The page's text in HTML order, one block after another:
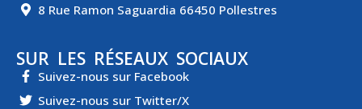
8 Rue Ramon Saguardia 66450 Pollestres
SUR LES RÉSEAUX SOCIAUX
Suivez-nous sur Facebook
Suivez-nous sur Twitter/X